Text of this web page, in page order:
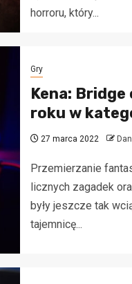
horroru, który...
Gry
Kena:
roku w
27 marca 2022
Przemierzanie
licznych zagadek
były jeszcze tak
tajemnicę...